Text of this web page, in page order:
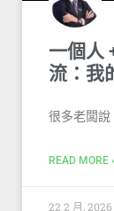
一個人
流：我
很多老闆說
READ MORE
22 2 月, 2026